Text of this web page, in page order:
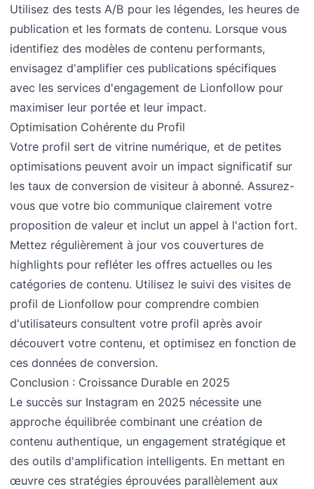
Utilisez des tests A/B pour les légendes, les heures de
publication et les formats de contenu. Lorsque vous
identifiez des modèles de contenu performants,
envisagez d'amplifier ces publications spécifiques
avec les services d'engagement de Lionfollow pour
maximiser leur portée et leur impact.
Optimisation Cohérente du Profil
Votre profil sert de vitrine numérique, et de petites
optimisations peuvent avoir un impact significatif sur
les taux de conversion de visiteur à abonné. Assurez-
vous que votre bio communique clairement votre
proposition de valeur et inclut un appel à l'action fort.
Mettez régulièrement à jour vos couvertures de
highlights pour refléter les offres actuelles ou les
catégories de contenu. Utilisez le suivi des visites de
profil de Lionfollow pour comprendre combien
d'utilisateurs consultent votre profil après avoir
découvert votre contenu, et optimisez en fonction de
ces données de conversion.
Conclusion : Croissance Durable en 2025
Le succès sur Instagram en 2025 nécessite une
approche équilibrée combinant une création de
contenu authentique, un engagement stratégique et
des outils d'amplification intelligents. En mettant en
œuvre ces stratégies éprouvées parallèlement aux